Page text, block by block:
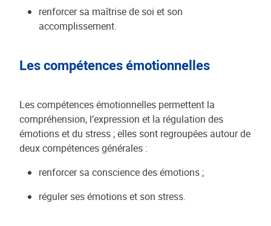
renforcer sa maîtrise de soi et son
accomplissement.
Les compétences émotionnelles
Les compétences émotionnelles permettent la
compréhension, l’expression et la régulation des
émotions et du stress ; elles sont regroupées autour de
deux compétences générales :
renforcer sa conscience des émotions ;
réguler ses émotions et son stress.